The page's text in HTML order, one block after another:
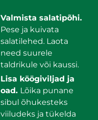
Valmista salatipõhi.
Pese ja kuivata
salatilehed. Laota
need suurele
taldrikule või kaussi.
Lisa köögiviljad ja
oad. Lõika punane
sibul õhukesteks
viiludeks ja tükelda